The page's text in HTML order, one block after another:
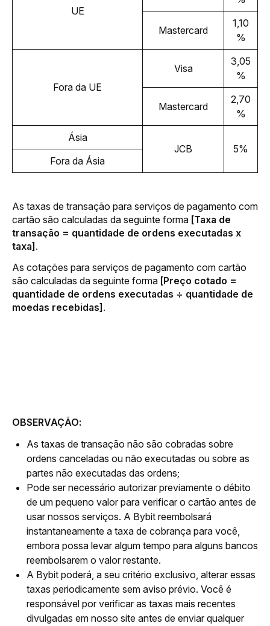
UE
Mastercard
1,10
%
Fora da UE
Visa
3,05
%
Mastercard
2,70
%
Ásia
JCB
5%
Fora da Ásia
As taxas de transação para serviços de pagamento com
cartão são calculadas da seguinte forma [Taxa de
transação = quantidade de ordens executadas x
taxa] .
As cotações para serviços de pagamento com cartão
são calculadas da seguinte forma [Preço cotado =
quantidade de ordens executadas ÷ quantidade de
moedas recebidas] .
OBSERVAÇÃO:
As taxas de transação não são cobradas sobre
ordens canceladas ou não executadas ou sobre as
partes não executadas das ordens;
Pode ser necessário autorizar previamente o débito
de um pequeno valor para verificar o cartão antes de
usar nossos serviços. A Bybit reembolsará
instantaneamente a taxa de cobrança para você,
embora possa levar algum tempo para alguns bancos
reembolsarem o valor restante.
A Bybit poderá, a seu critério exclusivo, alterar essas
taxas periodicamente sem aviso prévio. Você é
responsável por verificar as taxas mais recentes
divulgadas em nosso site antes de enviar qualquer